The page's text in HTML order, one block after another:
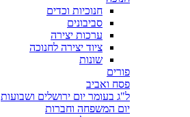
חנוכיות וכדים
סביבונים
ערכות יצירה
ציוד יצירה לחנוכה
שונות
פורים
פסח ואביב
ל"ג בעומר יום ירושלים ושבועות
יום המשפחה וחברות